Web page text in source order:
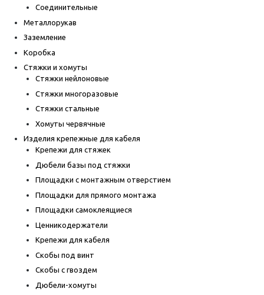
Соединительные
Металлорукав
Заземление
Коробка
Стяжки и хомуты
Стяжки нейлоновые
Стяжки многоразовые
Стяжки стальные
Хомуты червячные
Изделия крепежные для кабеля
Крепежи для стяжек
Дюбели базы под стяжки
Площадки с монтажным отверстием
Площадки для прямого монтажа
Площадки самоклеящиеся
Ценникодержатели
Крепежи для кабеля
Скобы под винт
Скобы с гвоздем
Дюбели-хомуты